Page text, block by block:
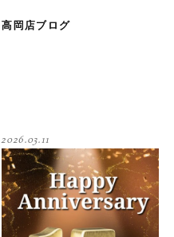
高岡店ブログ
2026.03.11